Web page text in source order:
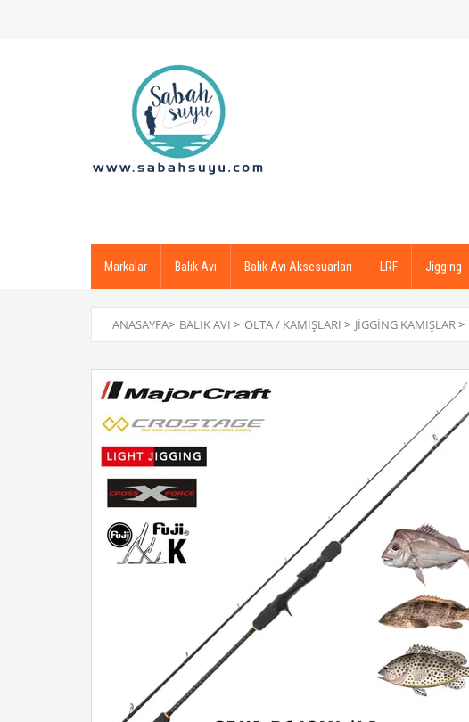
Markalar Balık Avı Balık Avı Aksesuarları LRF Jigging
ANASAYFA> BALIK AVI > OLTA / KAMIŞLARI > JIGGING KAMIŞLAR>